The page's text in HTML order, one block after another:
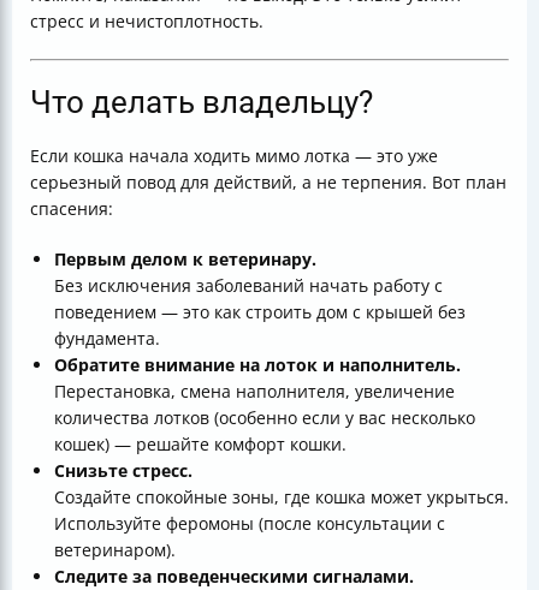
стресс и нечистоплотность.
Что делать владельцу?
Если кошка начала ходить мимо лотка — это уже
серьезный повод для действий, а не терпения. Вот план
спасения:
Первым делом к ветеринару.
Без исключения заболеваний начать работу с
поведением — это как строить дом с крышей без
фундамента.
Обратите внимание на лоток и наполнитель.
Перестановка, смена наполнителя, увеличение
количества лотков (особенно если у вас несколько
кошек) — решайте комфорт кошки.
Снизьте стресс.
Создайте спокойные зоны, где кошка может укрыться.
Используйте феромоны (после консультации с
ветеринаром).
Следите за поведенческими сигналами.